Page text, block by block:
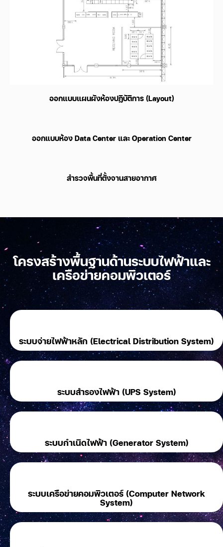
ออกแบบแผนผังห้องปฏิบัติการ (Layout)
ออกแบบห้อง Data Center และ Operation Center
สำรวจพื้นที่ตั้งจานสายอากาศ
โครงสร้างพื้นฐานด้านระบบไฟฟ้าและ
เครือข่ายคอมพิวเตอร์
ระบบจ่ายไฟฟ้าหลัก (Electrical Distribution System)
ระบบสำรองไฟฟ้า (UPS System)
ระบบกำเนิดไฟฟ้า (Generator System)
ระบบเครือข่ายคอมพิวเตอร์ (Computer Network
System)